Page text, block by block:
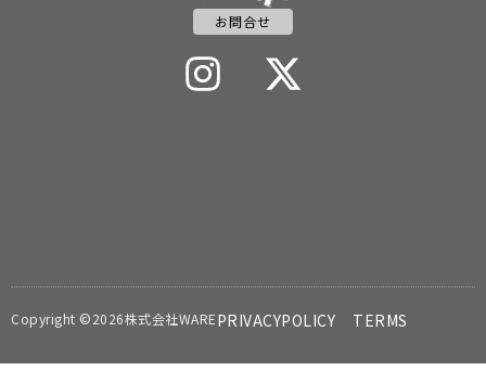
お問合せ
Copyright ©2026株式会社WAREPRIVACYPOLICY TERMS